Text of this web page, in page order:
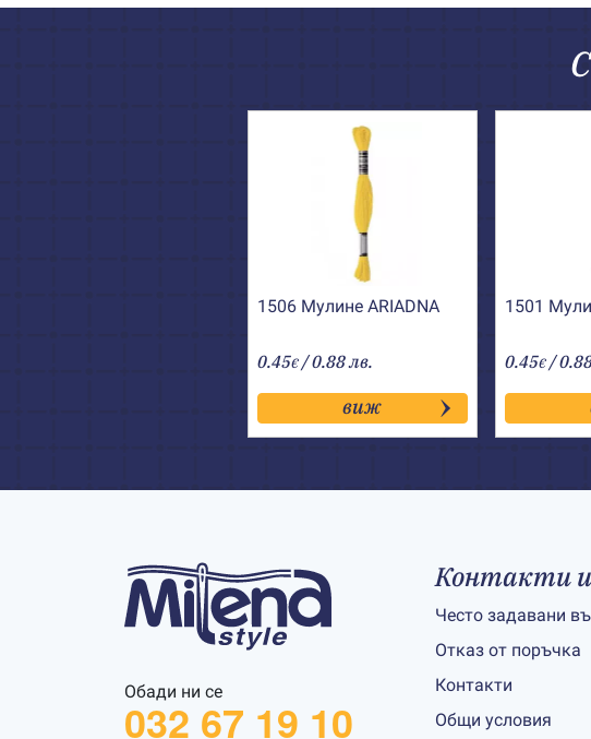
1506 Мулине АRIADNA
0.45€ / 0.88 лв.
виж
1501
0.45€/
Обади ни се
032 67 19 10
Контакти
Често задавани
Отказ от поръчка
Контакти
Общи условия